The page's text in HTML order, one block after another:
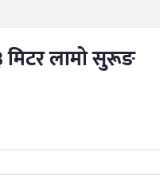
लामो सुरूङ